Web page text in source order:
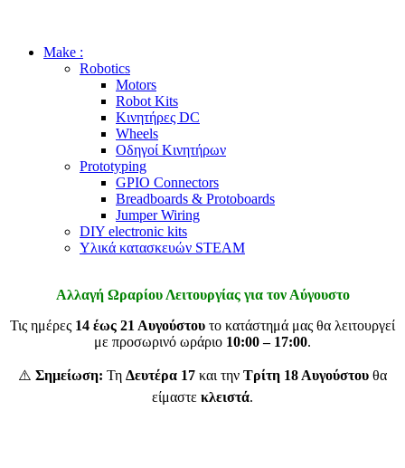
Make :
Robotics
Motors
Robot Kits
Κινητήρες DC
Wheels
Οδηγοί Κινητήρων
Prototyping
GPIO Connectors
Breadboards & Protoboards
Jumper Wiring
DIY electronic kits
Υλικά κατασκευών STEAM
Αλλαγή Ωραρίου Λειτουργίας για τον Αύγουστο
Τις ημέρες 14 έως 21 Αυγούστου το κατάστημά μας θα λειτουργεί
με προσωρινό ωράριο 10:00 – 17:00.
⚠️ Σημείωση: Τη Δευτέρα 17 και την Τρίτη 18 Αυγούστου θα
είμαστε κλειστά.